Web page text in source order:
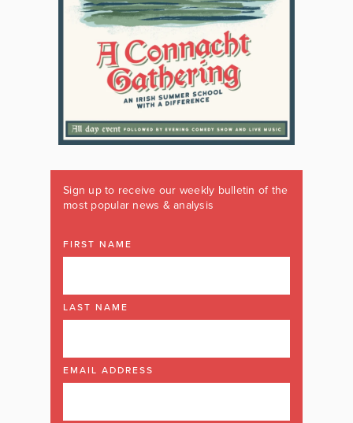
Sign up to receive our weekly bulletin of the
most popular news & analysis
FIRST NAME
LAST NAME
EMAIL ADDRESS